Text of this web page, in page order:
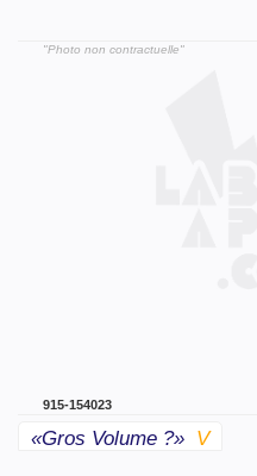
"Photo non contractuelle"
915-154023
«gros Volume ?» V